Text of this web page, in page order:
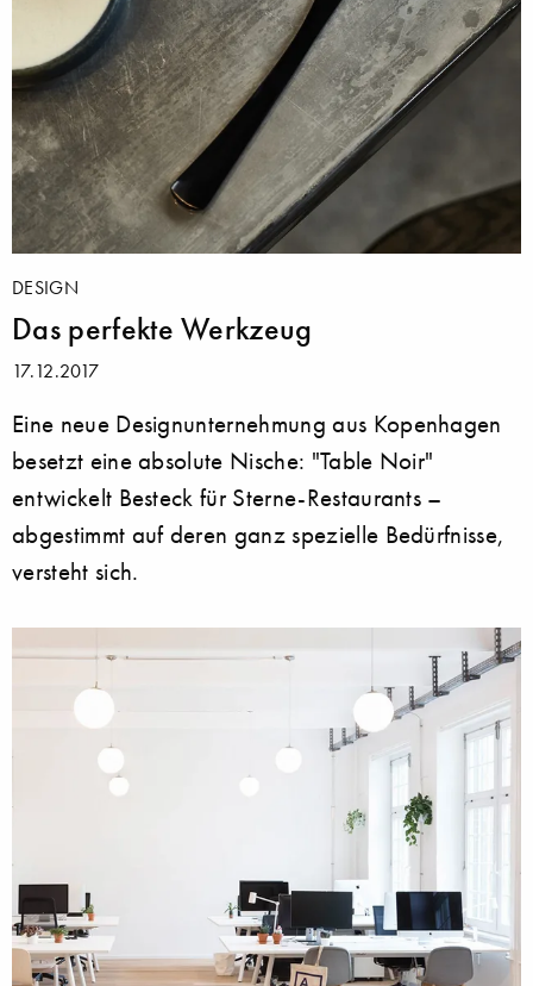
DESIGN
Das perfekte Werkzeug
17.12.2017
Eine neue Designunternehmung aus Kopenhagen
besetzt eine absolute Nische: "Table Noir"
entwickelt Besteck für Sterne-Restaurants –
abgestimmt auf deren ganz spezielle Bedürfnisse,
versteht sich.